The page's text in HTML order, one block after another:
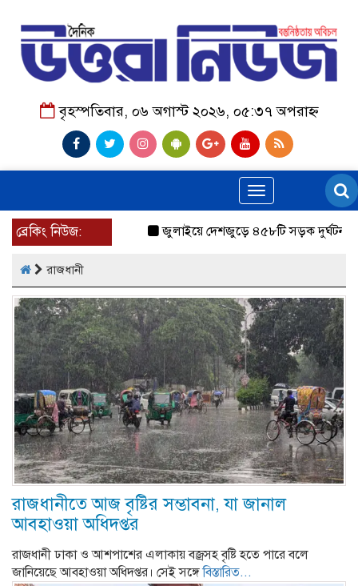
বৃহস্পতিবার, ০৬ অগাস্ট ২০২৬, ০৫:৩৭ অপরাহ্ন
Toggle
navigation
ব্রেকিং নিউজ: জুলাইয়ে দেশজুড়ে ৪৫৮টি সড়ক দুর্ঘটনায় ৪১৬
রাজধানী
রাজধানীতে আজ বৃষ্টির সম্ভাবনা, যা জানাল
আবহাওয়া অধিদপ্তর
রাজধানী ঢাকা ও আশপাশের এলাকায় বজ্রসহ বৃষ্টি হতে পারে বলে
জানিয়েছে আবহাওয়া অধিদপ্তর। সেই সঙ্গেবিস্তারিত...